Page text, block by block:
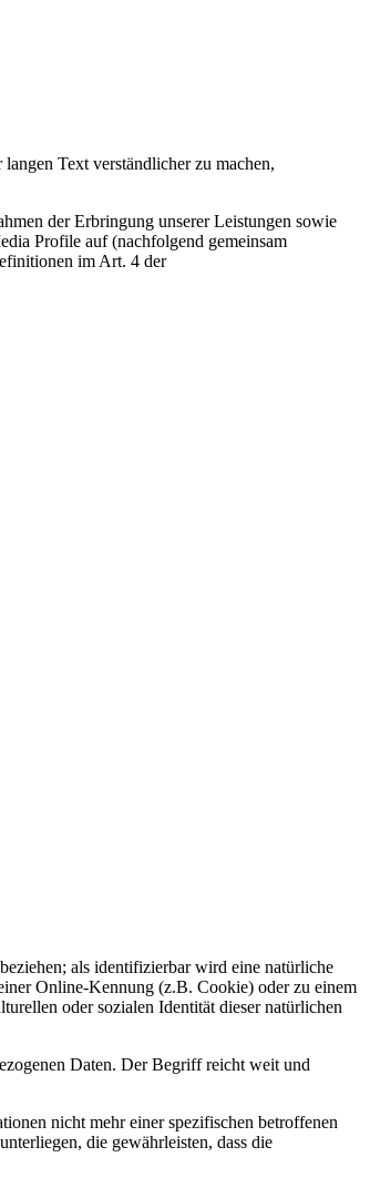
Text verständlicher zu machen,
der Erbringung unserer Leistungen sowie
Profile auf (nachfolgend gemeinsam
im Art. 4 der
als identifizierbar wird eine natürliche
Online-Kennung (z.B. Cookie) oder zu einem
oder sozialen Identität dieser natürlichen
Daten. Der Begriff reicht weit und
nicht mehr einer spezifischen betroffenen
die gewährleisten, dass die